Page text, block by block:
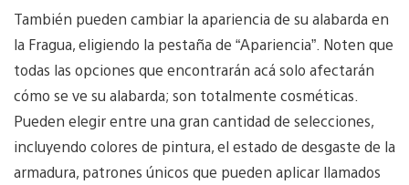
También pueden cambiar la apariencia de su alabarda en
la Fragua, eligiendo la pestaña de “Apariencia”. Noten que
todas las opciones que encontrarán acá solo afectarán
cómo se ve su alabarda; son totalmente cosméticas.
Pueden elegir entre una gran cantidad de selecciones,
incluyendo colores de pintura, el estado de desgaste de la
armadura, patrones únicos que pueden aplicar llamados